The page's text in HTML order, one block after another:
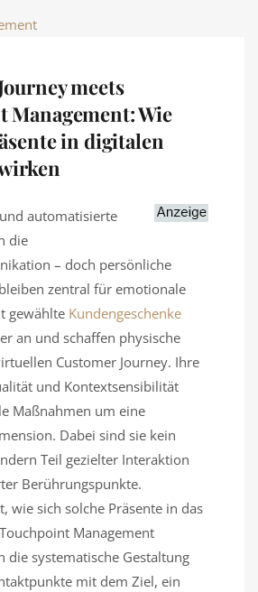
meets
Management: Wie
in digitalen
automatisierte
die
– doch persönliche
zentral für emotionale
gewählte Kundengeschenke
an und schaffen physische
Customer Journey. Ihre
und Kontextsensibilität
Maßnahmen um eine
Dabei sind sie kein
Teil gezielter Interaktion
Berührungspunkte.
wie sich solche Präsente in das
Management
die systematische Gestaltung
mit dem Ziel, ein